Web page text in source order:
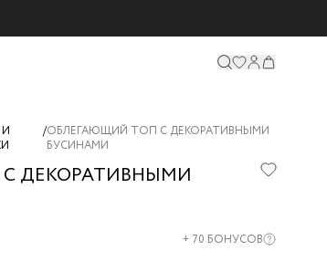
/ОБЛЕГАЮЩИЙ ТОП С ДЕКОРАТИВНЫМИ
БУСИНАМИ
ДЕКОРАТИВНЫМИ
+ 70 БОНУСОВ